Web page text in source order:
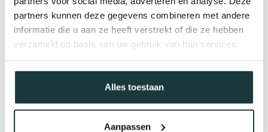
partners kunnen deze gegevens combineren met andere
informatie die u aan ze heeft verstrekt of die ze hebben
verzameld op basis van uw gebruik van hun services.
Alles toestaan
Aanpassen
plantenbakken zijn volledig uit 1 stuk gemaakt en netjes
afgewerkt zodat dat je geen naden ziet.
Poedercoating: de perfecte bescherming
Elke stalen plantenbak wordt voorzien van een 2-laagse
poedercoating, wat zorgt voor een krasvaste en
verschillende RAL-kleuren, zodat jouw buitenplantenbak
perfect past bij je tuin of terras.